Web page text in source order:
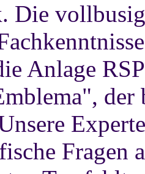
Die
Anlage
Fragen